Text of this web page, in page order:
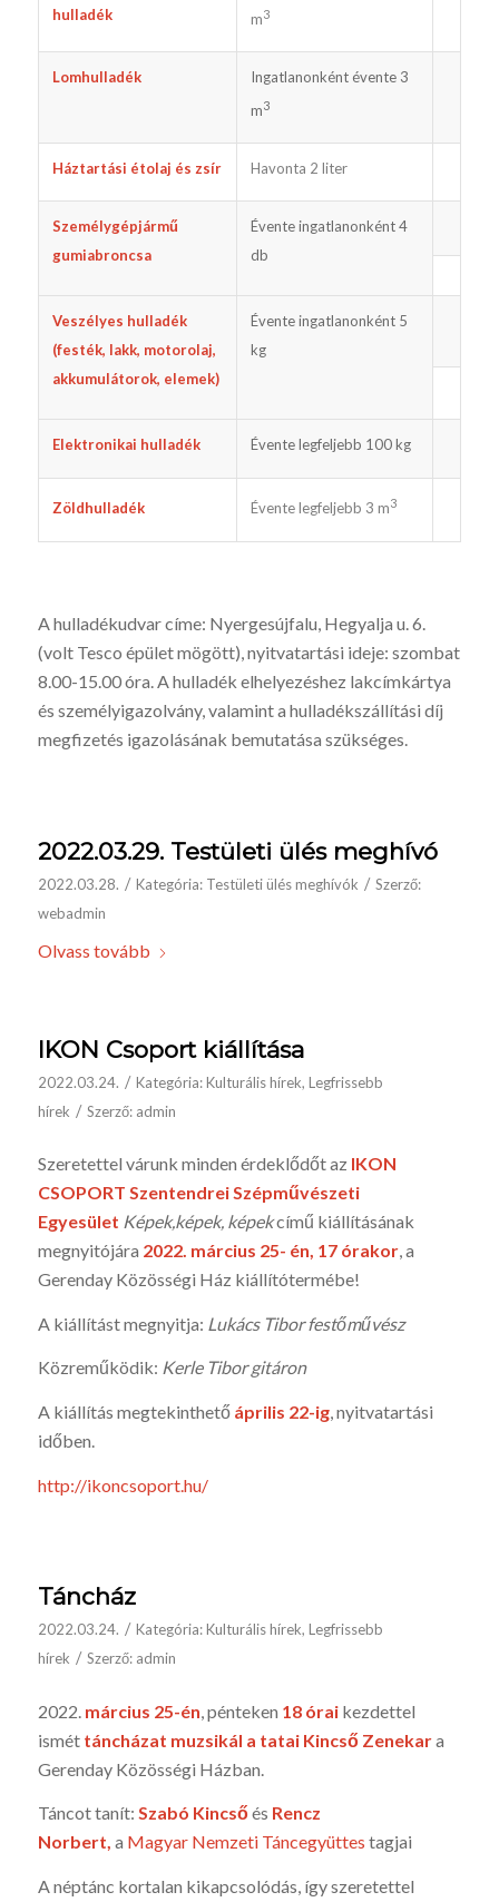
hulladék m3
Lomhulladék
Ingatlanonként évente 3
m3
Háztartási étolaj és zsír Havonta 2 liter
Személygépjármű
gumiabroncsa
Évente ingatlanonként 4
db
Veszélyes hulladék
(festék, lakk, motorolaj,
akkumulátorok, elemek)
Évente ingatlanonként 5
kg
Elektronikai hulladék Évente legfeljebb 100 kg
Zöldhulladék Évente legfeljebb 3 m3
A hulladékudvar címe: Nyergesújfalu, Hegyalja u. 6.
(volt Tesco épület mögött), nyitvatartási ideje: szombat
8.00-15.00 óra. A hulladék elhelyezéshez lakcímkártya
és személyigazolvány, valamint a hulladékszállítási díj
megfizetés igazolásának bemutatása szükséges.
2022.03.29. Testületi ülés meghívó
2022.03.28. / Kategória: Testületi ülés meghívók / Szerző:
webadmin
Olvass tovább
IKON Csoport kiállítása
2022.03.24. / Kategória:Kulturális hírek, Legfrissebb
hírek / Szerző: admin
Szeretettel várunk minden érdeklődőt az IKON
CSOPORT Szentendrei Szépművészeti
Egyesület Képek,képek, képekcímű kiállításának
megnyitójára 2022. március 25- én, 17 órakor, a
Gerenday Közösségi Ház kiállítótermébe!
A kiállítást megnyitja: Lukács Tibor festőművész
Közreműködik: Kerle Tibor gitáron
A kiállítás megtekinthető április 22-ig, nyitvatartási
időben.
http://ikoncsoport.hu/
Táncház
2022.03.24. / Kategória:Kulturális hírek, Legfrissebb
hírek / Szerző: admin
2022. március 25-én , pénteken 18 órai kezdettel
ismét táncházat muzsikál a tatai Kincső Zenekara
Gerenday Közösségi Házban.
Táncot tanít: Szabó Kincsőés Rencz
Norbert, a Magyar Nemzeti Táncegyüttes tagjai
A néptánc kortalan kikapcsolódás, így szeretettel